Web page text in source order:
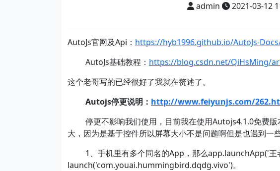
admin 2021-03-12
AutoJs官网及Api： https://hyb1996.github.io/AutoJs-
AutoJs基础教程： https://blog.csdn.net/QiHsMing/
这个老哥写的已经很好了我就在赘述了。
Autojs停更说明： http://www.feiyunjs.com/
停更不影响我们使用，目前我在使用Autojs4.1.0免费
大，因为是基于控件所以屏幕大小不是问题啊但是也遇到一
1、手机里有多个同名的App，那么app.launchApp('
launch('com.youai.hummingbird.dqdg.vivo')。